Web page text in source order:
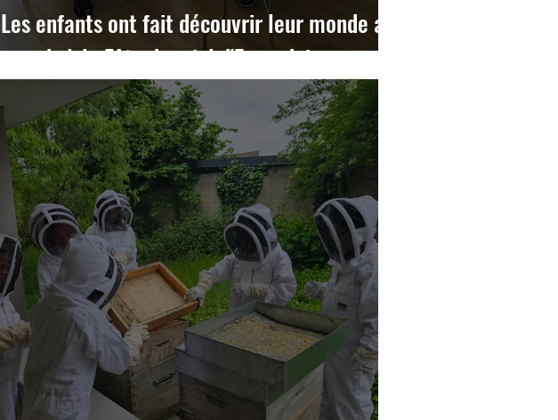
Les enfants ont fait découvrir leur monde aux
grands à la Fête du miel d'Escaudain